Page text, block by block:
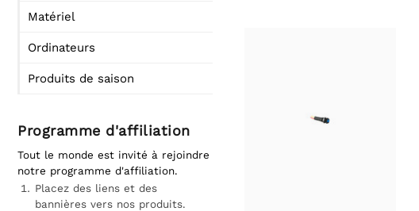
Matériel
Ordinateurs
Produits de saison
Programme d'affiliation
Tout le monde est invité à rejoindre
notre programme d'affiliation.
Placez des liens et des
bannières vers nos produits.